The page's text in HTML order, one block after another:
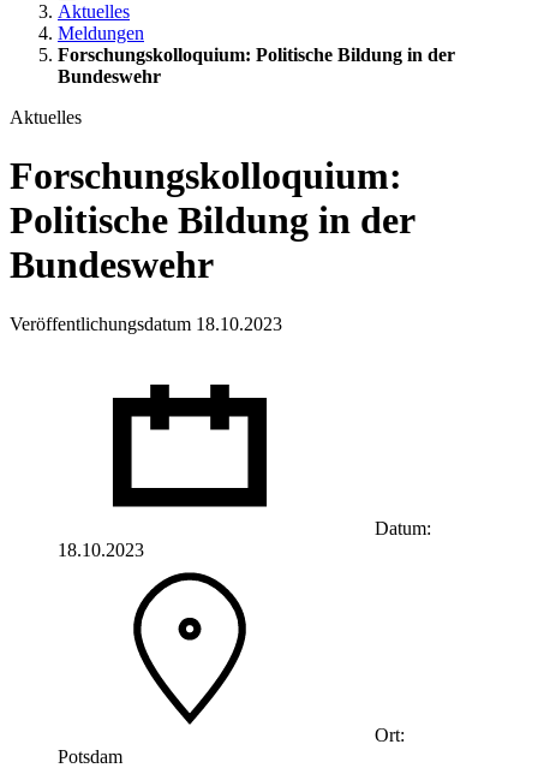
Aktuelles
Meldungen
Forschungskolloquium: Politische Bildung in der
Bundeswehr
Aktuelles
Forschungskolloquium:
Politische Bildung in der
Bundeswehr
Veröffentlichungsdatum 18.10.2023
Datum:
18.10.2023
Ort:
Potsdam